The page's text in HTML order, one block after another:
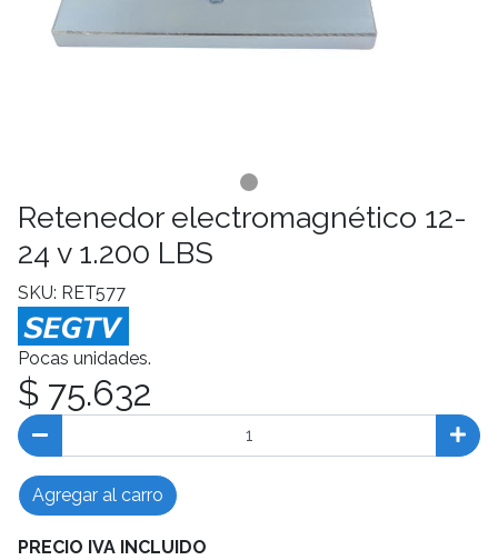
Retenedor electromagnético 12-
24 v 1.200 LBS
SKU: RET577
Pocas unidades.
$ 75.632
Agregar al carro
PRECIO IVA INCLUIDO